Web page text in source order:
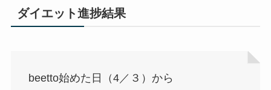
ダイエット進捗結果
beetto始めた日（4／３）から